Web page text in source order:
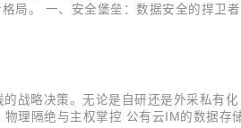
局。 一、安全堡垒：数据安全的捍卫者
战略决策。无论是自研还是外采私有
理隔绝与主权掌控 公有云IM的数据存